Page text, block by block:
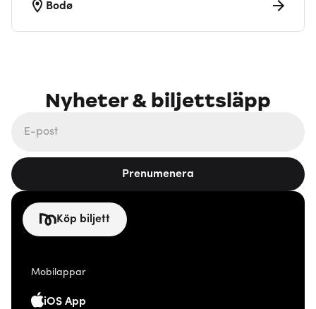
Bodø
Nyheter & biljettsläpp
Prenumenera
Köp biljett
Mobilappar
iOS App